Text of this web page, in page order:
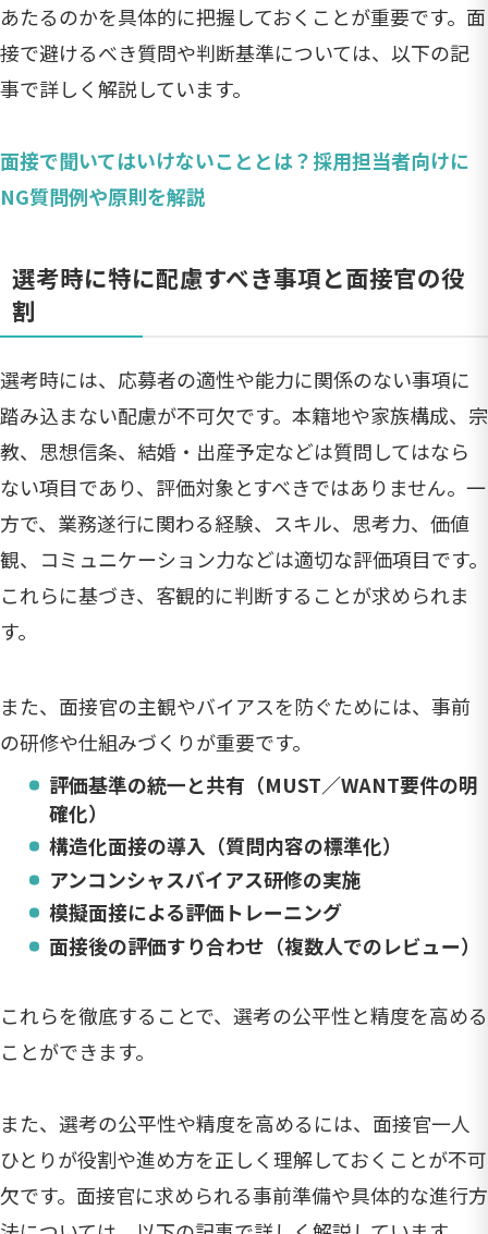
あたるのかを具体的に把握しておくことが重要です。面
接で避けるべき質問や判断基準については、以下の記
事で詳しく解説しています。
面接で聞いてはいけないこととは？採用担当者向けに
NG質問例や原則を解説
選考時に特に配慮すべき事項と面接官の役
割
選考時には、応募者の適性や能力に関係のない事項に
踏み込まない配慮が不可欠です。本籍地や家族構成、宗
教、思想信条、結婚・出産予定などは質問してはなら
ない項目であり、評価対象とすべきではありません。一
方で、業務遂行に関わる経験、スキル、思考力、価値
観、コミュニケーション力などは適切な評価項目です。
これらに基づき、客観的に判断することが求められま
す。
また、面接官の主観やバイアスを防ぐためには、事前
の研修や仕組みづくりが重要です。
評価基準の統一と共有（MUST／WANT要件の明
確化）
構造化面接の導入（質問内容の標準化）
アンコンシャスバイアス研修の実施
模擬面接による評価トレーニング
面接後の評価すり合わせ（複数人でのレビュー）
これらを徹底することで、選考の公平性と精度を高める
ことができます。
また、選考の公平性や精度を高めるには、面接官一人
ひとりが役割や進め方を正しく理解しておくことが不可
欠です。面接官に求められる事前準備や具体的な進行方